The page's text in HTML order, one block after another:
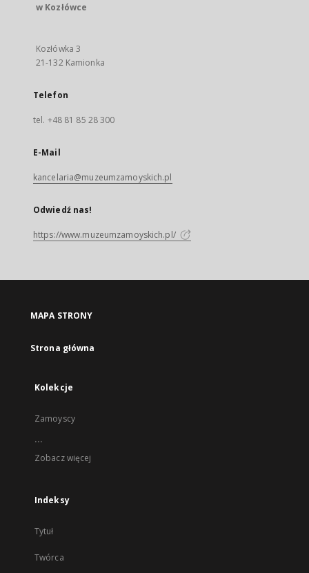
w Kozłówce
Kozłówka 3
21-132 Kamionka
Telefon
tel. +48 81 85 28 300
E-Mail
kancelaria@muzeumzamoyskich.pl
Odwiedź nas!
https://www.muzeumzamoyskich.pl/
MAPA STRONY
Strona główna
Kolekcje
Zamoyscy
...
Zobacz więcej
Indeksy
Tytuł
Twórca